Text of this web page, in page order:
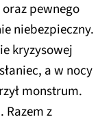
pewnego
niebezpieczny.
kryzysowej
a w nocy
monstrum.
Razem z